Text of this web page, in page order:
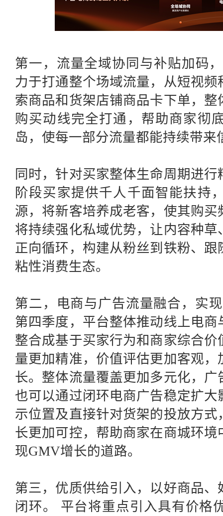
第一，流量全域协同与补贴加码
力于打通整个场域流量，从短视
索商品和货架店铺商品卡下单，
购买动线完全打通，帮助商家彻
岛，使每一部分流量都能持续带来
同时，针对买家整体生命周期进
阶段买家提供千人千面智能扶持
源，将新客培养成老客，使其购
将持续强化私域优势，让内容种
正向循环，构建从粉丝到铁粉、
粘性消费生态。
第二，电商与广告流量融合，实
第四季度，平台整体推动线上电
整合成基于买家行为和商家综合
量更加精准，价值评估更加客观
长。整体流量覆盖更加多元化，
也可以通过闭环电商广告稳定扩
示位置及直接针对货架的投放方
长更加可控，帮助商家在商城环
现GMV增长的道路。
第三，优质供给引入，以好商品
闭环。
平台将重点引入具有价格